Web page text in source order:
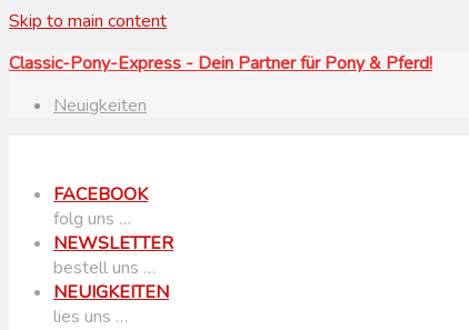
Skip to main content
Classic-Pony-Express - Dein Partner für Pony & Pferd!
Neuigkeiten
FACEBOOK
folg uns …
NEWSLETTER
bestell uns …
NEUIGKEITEN
lies uns …